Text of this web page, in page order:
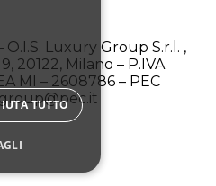
Luxury Group S.r.l. ,
20122, Milano – P.IVA
MI – 2608786 – PEC
TUTTO